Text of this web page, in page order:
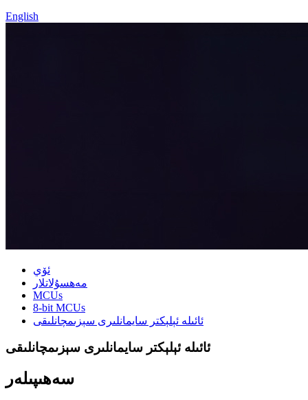
English
ئۆي
مەھسۇلاتلار
MCUs
8-bit MCUs
ئائىلە ئېلېكتر سايمانلىرى سېزىمچانلىقى
ئائىلە ئېلېكتر سايمانلىرى سېزىمچانلىقى
سەھىپىلەر